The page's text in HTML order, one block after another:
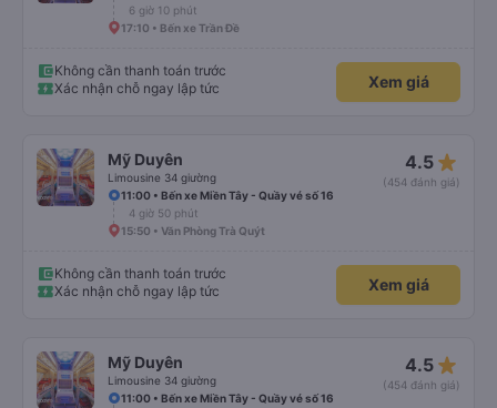
6 giờ 10 phút
17:10 • Bến xe Trần Đề
Không cần thanh toán trước
Xác nhận chỗ ngay lập tức
Xem giá
Mỹ Duyên
Limousine 34 giường
4.5 star_rate
(454 đánh giá)
11:00 • Bến xe Miền Tây - Quầy vé số 16
4 giờ 50 phút
15:50 • Văn Phòng Trà Quýt
Không cần thanh toán trước
Xác nhận chỗ ngay lập tức
Xem giá
Mỹ Duyên
Limousine 34 giường
4.5 star_rate
(454 đánh giá)
11:00 • Bến xe Miền Tây - Quầy vé số 16